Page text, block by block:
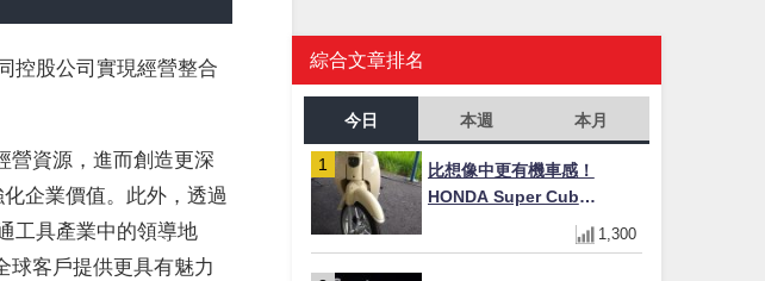
控股公司實現經營整合
營資源，進而創造更深
企業價值。此外，透過
工具產業中的領導地
球客戶提供更具有魅力
綜合文章排名
今日 本週 本月
比想像中更有機車感！
HONDA Super Cub
110【Webike愛車精選】
1,300